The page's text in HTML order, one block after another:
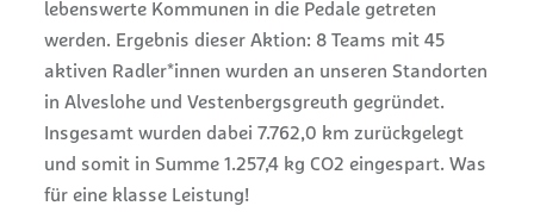
lebenswerte Kommunen in die Pedale getreten
werden. Ergebnis dieser Aktion: 8 Teams mit 45
aktiven Radler*innen wurden an unseren Standorten
in Alveslohe und Vestenbergsgreuth gegründet.
Insgesamt wurden dabei 7.762,0 km zurückgelegt
und somit in Summe 1.257,4 kg CO2 eingespart. Was
für eine klasse Leistung!